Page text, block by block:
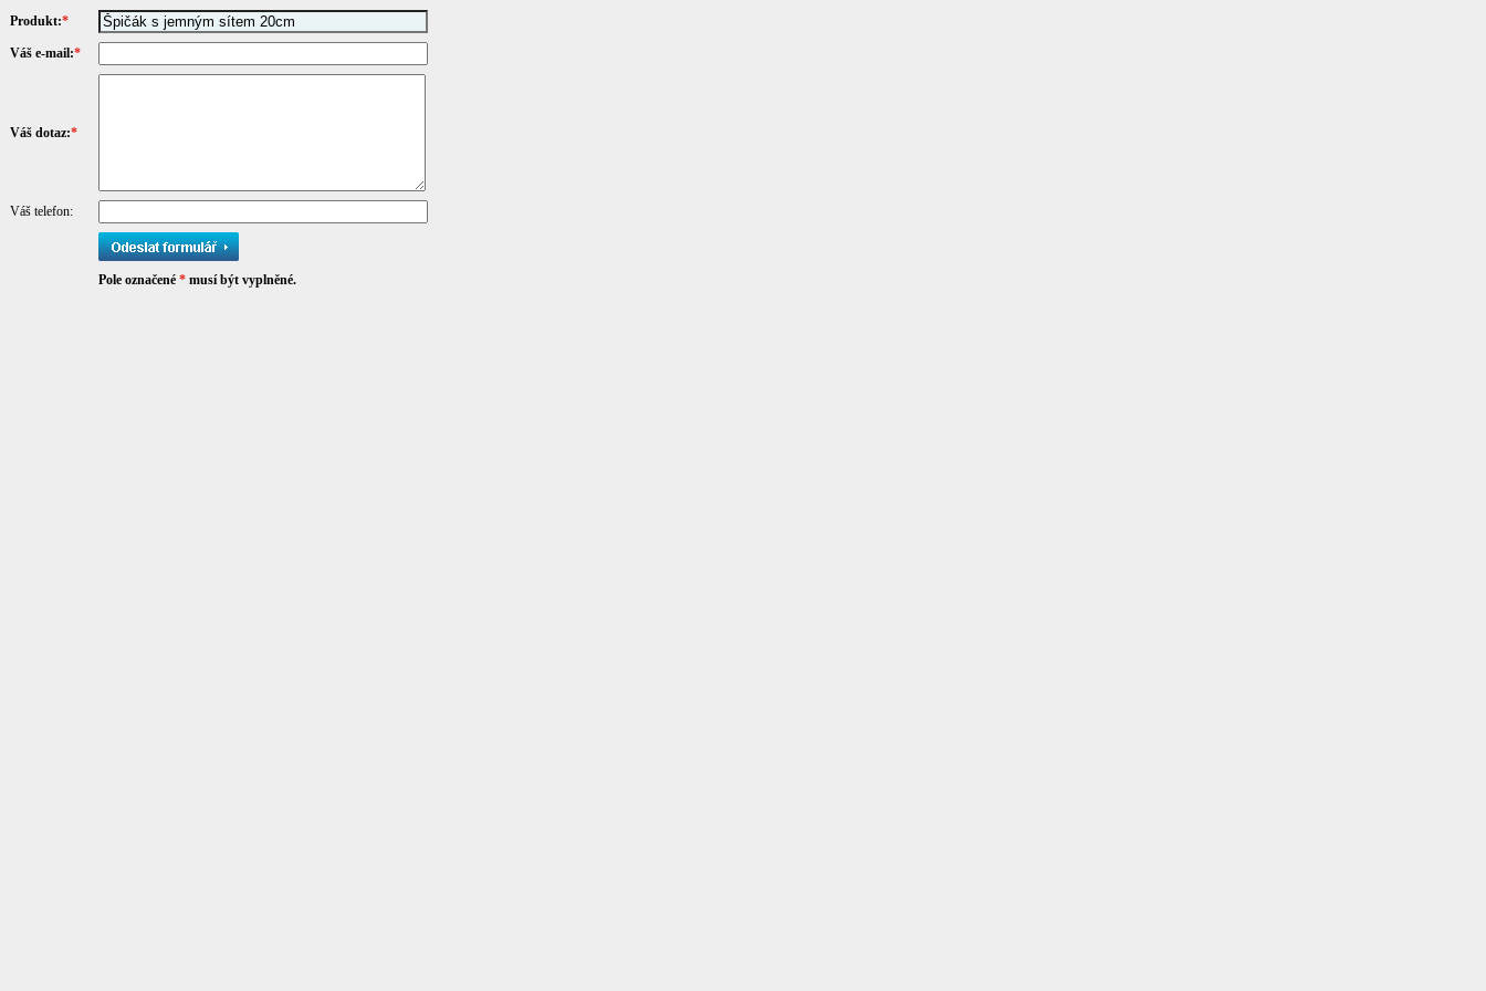
Produkt:*
Váš e-mail:*
Váš dotaz:*
Váš telefon:
Pole označené * musí být vyplněné.